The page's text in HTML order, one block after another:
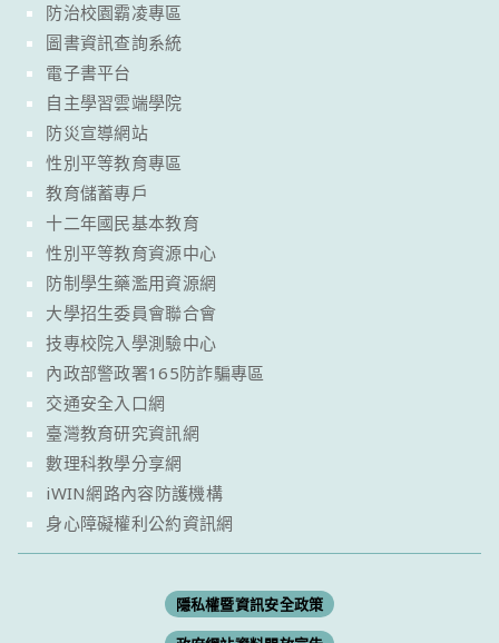
防治校園霸凌專區
圖書資訊查詢系統
電子書平台
自主學習雲端學院
防災宣導網站
性別平等教育專區
教育儲蓄專戶
十二年國民基本教育
性別平等教育資源中心
防制學生藥濫用資源網
大學招生委員會聯合會
技專校院入學測驗中心
內政部警政署165防詐騙專區
交通安全入口網
臺灣教育研究資訊網
數理科教學分享網
iWIN網路內容防護機構
身心障礙權利公約資訊網
隱私權暨資訊安全政策